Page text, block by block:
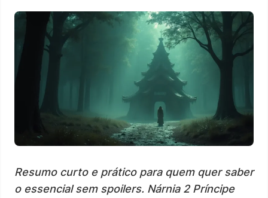
Resumo curto e prático para quem quer saber
o essencial sem spoilers. Nárnia 2 Príncipe